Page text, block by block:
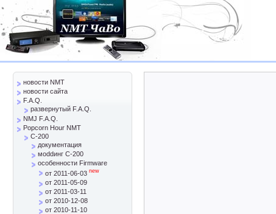
новости NMT
новости сайта
F.A.Q.
развернутый F.A.Q.
NMJ F.A.Q.
Popcorn Hour NMT
C-200
документация
моddинг C-200
особенности Firmware
от 2011-06-03 new
от 2011-05-09
от 2011-03-11
от 2010-12-08
от 2010-11-10